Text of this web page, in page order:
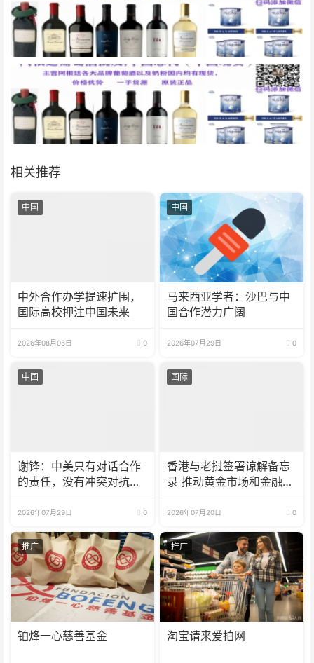
相关推荐
中国
中外合作办学提速扩围，
国际高校押注中国未来
2026年08月05日 0
中国
马来西亚学者：沙巴与中
国合作潜力广阔
2026年07月29日 0
中国
谢锋：中美只有对话合作
的责任，没有冲突对抗的
2026年07月29日 0
国际
香港与老挝签署谅解备忘
录 推动黄金市场和金融服
2026年07月20日 0
推广
铂烽一心慈善基金
推广
淘宝请来爱拍网